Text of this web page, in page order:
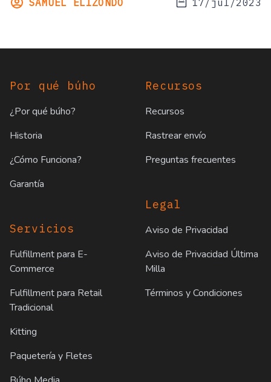
SAMUEL ELIZONDO 17/jul/2023
Por qué búho
¿Por qué búho?
Historia
¿Cómo Funciona?
Garantía
Servicios
Fulfillment para E-
Commerce
Fulfillment para Retail
Tradicional
Kitting
Paquetería y Fletes
Recursos
Recursos
Rastrear envío
Preguntas frecuentes
Legal
Aviso de Privacidad
Aviso de Privacidad Última
Milla
Términos y Condiciones